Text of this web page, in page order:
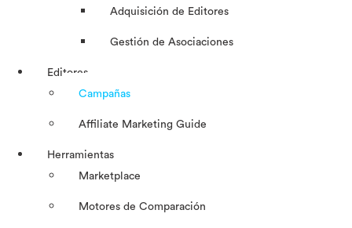
Adquisición de Editores
Gestión de Asociaciones
Editores
Campañas
Affiliate Marketing Guide
Herramientas
Marketplace
Motores de Comparación